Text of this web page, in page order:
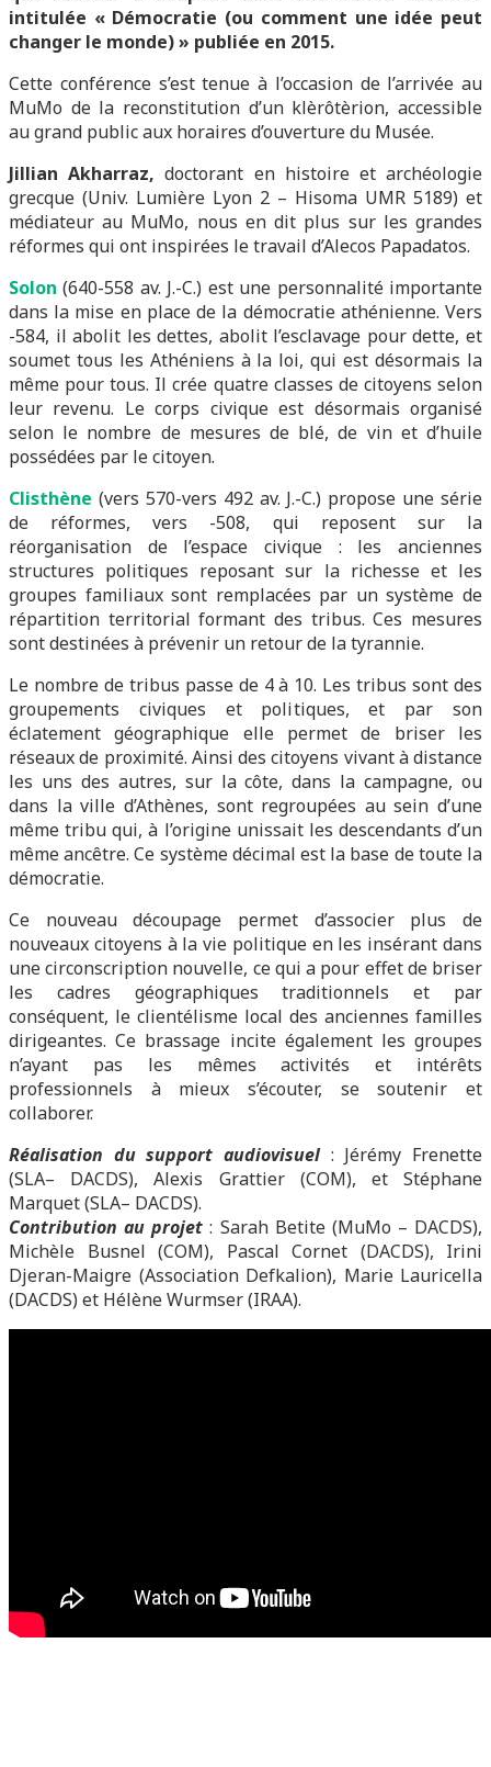
intitulée « Démocratie (ou comment une idée peut
changer le monde) » publiée en 2015.
Cette conférence s’est tenue à l’occasion de l’arrivée au
MuMo de la reconstitution d’un klèrôtèrion, accessible
au grand public aux horaires d’ouverture du Musée.
Jillian Akharraz, doctorant en histoire et archéologie
grecque (Univ. Lumière Lyon 2 – Hisoma UMR 5189) et
médiateur au MuMo, nous en dit plus sur les grandes
réformes qui ont inspirées le travail d’Alecos Papadatos.
Solon (640-558 av. J.-C.) est une personnalité importante
dans la mise en place de la démocratie athénienne. Vers
-584, il abolit les dettes, abolit l’esclavage pour dette, et
soumet tous les Athéniens à la loi, qui est désormais la
même pour tous. Il crée quatre classes de citoyens selon
leur revenu. Le corps civique est désormais organisé
selon le nombre de mesures de blé, de vin et d’huile
possédées par le citoyen.
Clisthène (vers 570-vers 492 av. J.-C.) propose une série
de réformes, vers -508, qui reposent sur la
réorganisation de l’espace civique : les anciennes
structures politiques reposant sur la richesse et les
groupes familiaux sont remplacées par un système de
répartition territorial formant des tribus. Ces mesures
sont destinées à prévenir un retour de la tyrannie.
Le nombre de tribus passe de 4 à 10. Les tribus sont des
groupements civiques et politiques, et par son
éclatement géographique elle permet de briser les
réseaux de proximité. Ainsi des citoyens vivant à distance
les uns des autres, sur la côte, dans la campagne, ou
dans la ville d’Athènes, sont regroupées au sein d’une
même tribu qui, à l’origine unissait les descendants d’un
même ancêtre. Ce système décimal est la base de toute la
démocratie.
Ce nouveau découpage permet d’associer plus de
nouveaux citoyens à la vie politique en les insérant dans
une circonscription nouvelle, ce qui a pour effet de briser
les cadres géographiques traditionnels et par
conséquent, le clientélisme local des anciennes familles
dirigeantes. Ce brassage incite également les groupes
n’ayant pas les mêmes activités et intérêts
professionnels à mieux s’écouter, se soutenir et
collaborer.
Réalisation du support audiovisuel : Jérémy Frenette
(SLA– DACDS), Alexis Grattier (COM), et Stéphane
Marquet (SLA– DACDS).
Contribution au projet : Sarah Betite (MuMo – DACDS),
Michèle Busnel (COM), Pascal Cornet (DACDS), Irini
Djeran-Maigre (Association Defkalion), Marie Lauricella
(DACDS) et Hélène Wurmser (IRAA).